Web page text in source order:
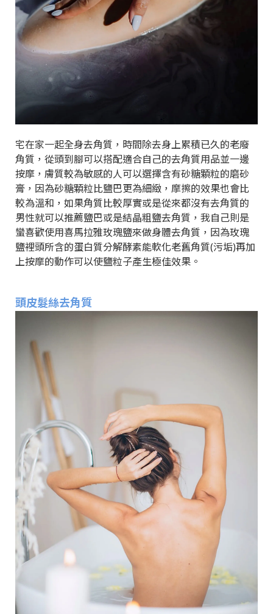
宅在家一起全身去角質，時間除去身上累積已久的老廢
角質，從頭到腳可以搭配適合自己的去角質用品並一邊
按摩，膚質較為敏感的人可以選擇含有砂糖顆粒的磨砂
膏，因為砂糖顆粒比鹽巴更為細緻，摩擦的效果也會比
較為溫和，如果角質比較厚實或是從來都沒有去角質的
男性就可以推薦鹽巴或是結晶粗鹽去角質，我自己則是
蠻喜歡使用喜馬拉雅玫瑰鹽來做身體去角質，因為玫瑰
鹽裡頭所含的蛋白質分解酵素能軟化老舊角質(污垢)再加
上按摩的動作可以使鹽粒子產生極佳效果。
頭皮髮絲去角質